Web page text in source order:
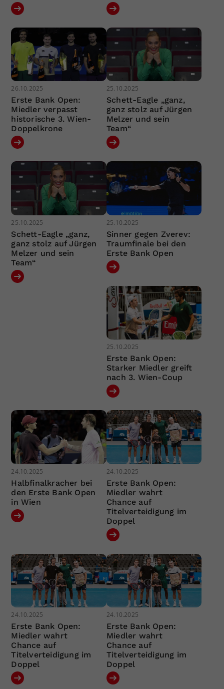
26.10.2025
Erste Bank Open:
Miedler verpasst
historische 3. Wien-
Doppelkrone
25.10.2025
Schett-Eagle „ganz,
ganz stolz auf Jürgen
Melzer und sein
Team“
25.10.2025
Schett-Eagle „ganz,
ganz stolz auf Jürgen
Melzer und sein
Team“
25.10.2025
Sinner gegen Zverev:
Traumfinale bei den
Erste Bank Open
25.10.2025
Erste Bank Open:
Starker Miedler greift
nach 3. Wien-Coup
24.10.2025
Halbfinalkracher bei
den Erste Bank Open
in Wien
24.10.2025
Erste Bank Open:
Miedler wahrt
Chance auf
Titelverteidigung im
Doppel
24.10.2025
Erste Bank Open:
Miedler wahrt
Chance auf
Titelverteidigung im
Doppel
24.10.2025
Erste Bank Open:
Miedler wahrt
Chance auf
Titelverteidigung im
Doppel